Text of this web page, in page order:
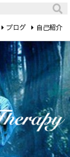
ブログ 自己紹介